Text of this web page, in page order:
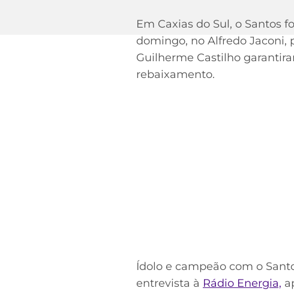
Acesse o perfil do autorEm Caxias do Sul, o Santos
domingo, no Alfredo Jaconi,
Guilherme Castilho
rebaixamento.
Ídolo e campeão com o
entrevista à Rádio Energia,